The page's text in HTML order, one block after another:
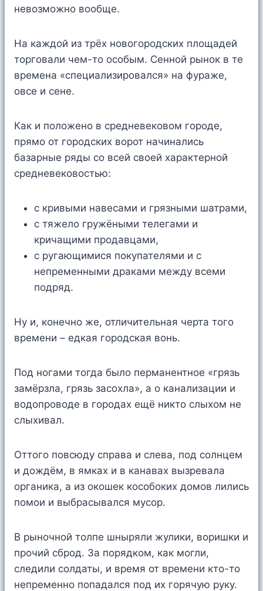
невозможно вообще.
На каждой из трёх новогородских площадей
торговали чем-то особым. Сенной рынок в те
времена «специализировался» на фураже,
овсе и сене.
Как и положено в средневековом городе,
прямо от городских ворот начинались
базарные ряды со всей своей характерной
средневековостью:
с кривыми навесами и грязными шатрами,
с тяжело гружёными телегами и
кричащими продавцами,
с ругающимися покупателями и с
непременными драками между всеми
подряд.
Ну и, конечно же, отличительная черта того
времени – едкая городская вонь.
Под ногами тогда было перманентное «грязь
замёрзла, грязь засохла», а о канализации и
водопроводе в городах ещё никто слыхом не
слыхивал.
Оттого повсюду справа и слева, под солнцем
и дождём, в ямках и в канавах вызревала
органика, а из окошек кособоких домов лились
помои и выбрасывался мусор.
В рыночной толпе шныряли жулики, воришки и
прочий сброд. За порядком, как могли,
следили солдаты, и время от времени кто-то
непременно попадался под их горячую руку.